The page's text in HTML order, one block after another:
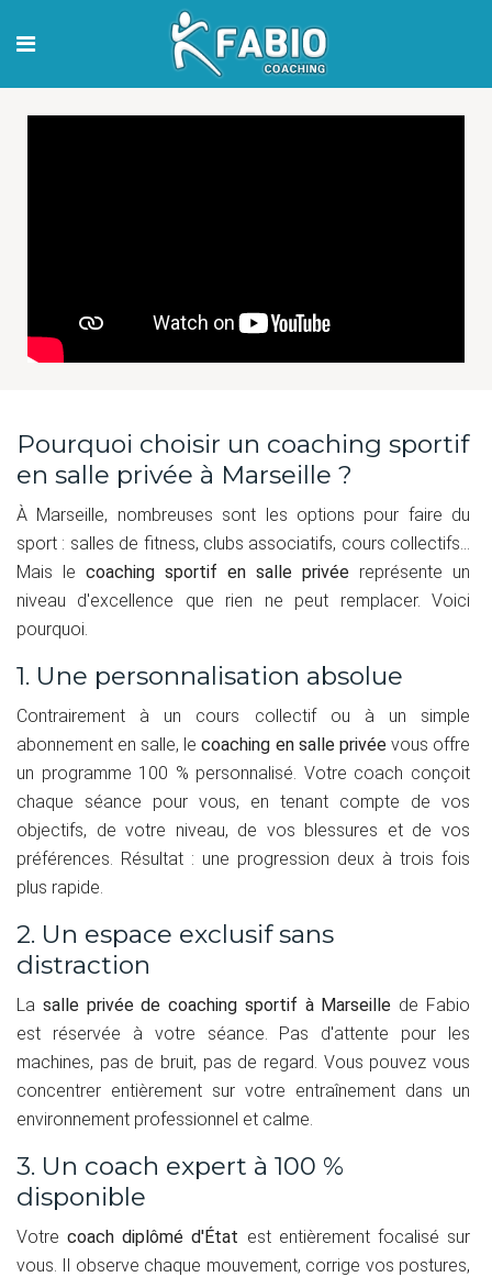
Pourquoi choisir un coaching sportif
en salle privée à Marseille ?
À Marseille, nombreuses sont les options pour faire du
sport : salles de fitness, clubs associatifs, cours collectifs...
Mais le coaching sportif en salle privée représente un
niveau d'excellence que rien ne peut remplacer. Voici
pourquoi.
1. Une personnalisation absolue
Contrairement à un cours collectif ou à un simple
abonnement en salle, lecoaching en salle privéevous offre
un programme 100 % personnalisé. Votre coach conçoit
chaque séance pour vous, en tenant compte de vos
objectifs, de votre niveau, de vos blessures et de vos
préférences. Résultat : une progression deux à trois fois
plus rapide.
2. Un espace exclusif sans
distraction
La salle privée de coaching sportif à Marseille de Fabio
est réservée à votre séance. Pas d'attente pour les
machines, pas de bruit, pas de regard. Vous pouvez vous
concentrer entièrement sur votre entraînement dans un
environnement professionnel et calme.
3. Un coach expert à 100 %
disponible
Votrecoach diplômé d'État est entièrement focalisé sur
vous. Il observe chaque mouvement, corrige vos postures,